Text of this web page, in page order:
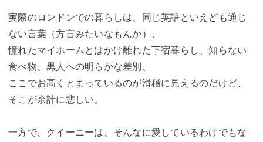
実際のロンドンでの暮らしは、同じ英語といえども通じ
ない言葉（方言みたいなもんか）、
憧れたマイホームとはかけ離れた下宿暮らし、知らない
食べ物、黒人への明らかな差別、
ここでお高くとまっているのが滑稽に見えるのだけど、
そこが余計に悲しい。
一方で、クイーニーは、そんなに愛しているわけでもな